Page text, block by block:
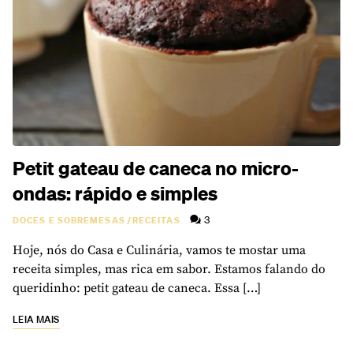
Petit gateau de caneca no micro-
ondas: rápido e simples
DOCES E SOBREMESAS/RECEITAS 3
Hoje, nós do Casa e Culinária, vamos te mostar uma
receita simples, mas rica em sabor. Estamos falando do
queridinho: petit gateau de caneca. Essa […]
LEIA MAIS